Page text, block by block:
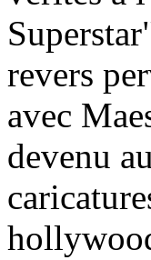
revers
avec
devenu